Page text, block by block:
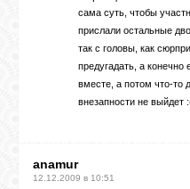
сама суть, чтобы
прислали остальные
так с головы, как
предугадать, а
вместе, а потом что-то
внезапности не выйдет
anamur
12.12.2009 в 10:51